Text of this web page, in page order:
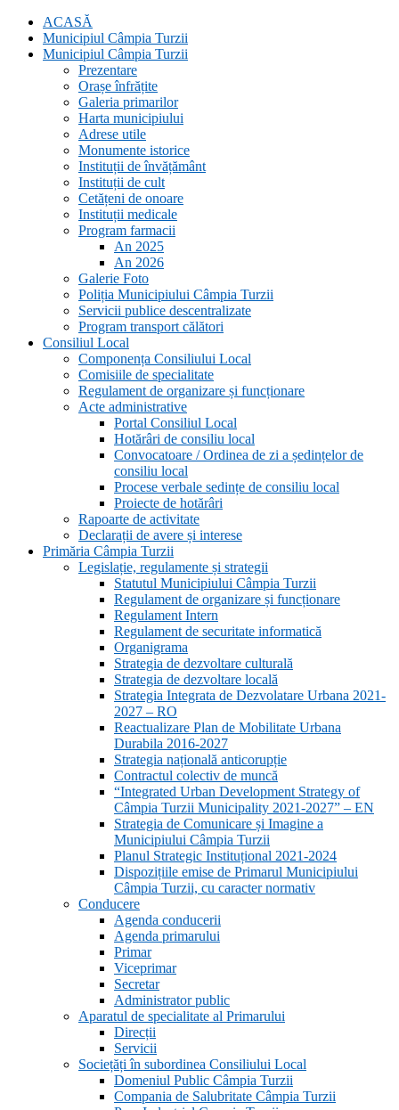
ACASĂ
Municipiul Câmpia Turzii
Municipiul Câmpia Turzii
Prezentare
Orașe înfrățite
Galeria primarilor
Harta municipiului
Adrese utile
Monumente istorice
Instituții de învățământ
Instituții de cult
Cetățeni de onoare
Instituții medicale
Program farmacii
An 2025
An 2026
Galerie Foto
Poliția Municipiului Câmpia Turzii
Servicii publice descentralizate
Program transport călători
Consiliul Local
Componența Consiliului Local
Comisiile de specialitate
Regulament de organizare și funcționare
Acte administrative
Portal Consiliul Local
Hotărâri de consiliu local
Convocatoare / Ordinea de zi a ședințelor de
consiliu local
Procese verbale sedințe de consiliu local
Proiecte de hotărâri
Rapoarte de activitate
Declarații de avere și interese
Primăria Câmpia Turzii
Legislație, regulamente și strategii
Statutul Municipiului Câmpia Turzii
Regulament de organizare și funcționare
Regulament Intern
Regulament de securitate informatică
Organigrama
Strategia de dezvoltare culturală
Strategia de dezvoltare locală
Strategia Integrata de Dezvolatare Urbana 2021-
2027 – RO
Reactualizare Plan de Mobilitate Urbana
Durabila 2016-2027
Strategia națională anticorupție
Contractul colectiv de muncă
“Integrated Urban Development Strategy of
Câmpia Turzii Municipality 2021-2027” – EN
Strategia de Comunicare și Imagine a
Municipiului Câmpia Turzii
Planul Strategic Instituțional 2021-2024
Dispozițiile emise de Primarul Municipiului
Câmpia Turzii, cu caracter normativ
Conducere
Agenda conducerii
Agenda primarului
Primar
Viceprimar
Secretar
Administrator public
Aparatul de specialitate al Primarului
Direcții
Servicii
Sociețăți în subordinea Consiliului Local
Domeniul Public Câmpia Turzii
Compania de Salubritate Câmpia Turzii